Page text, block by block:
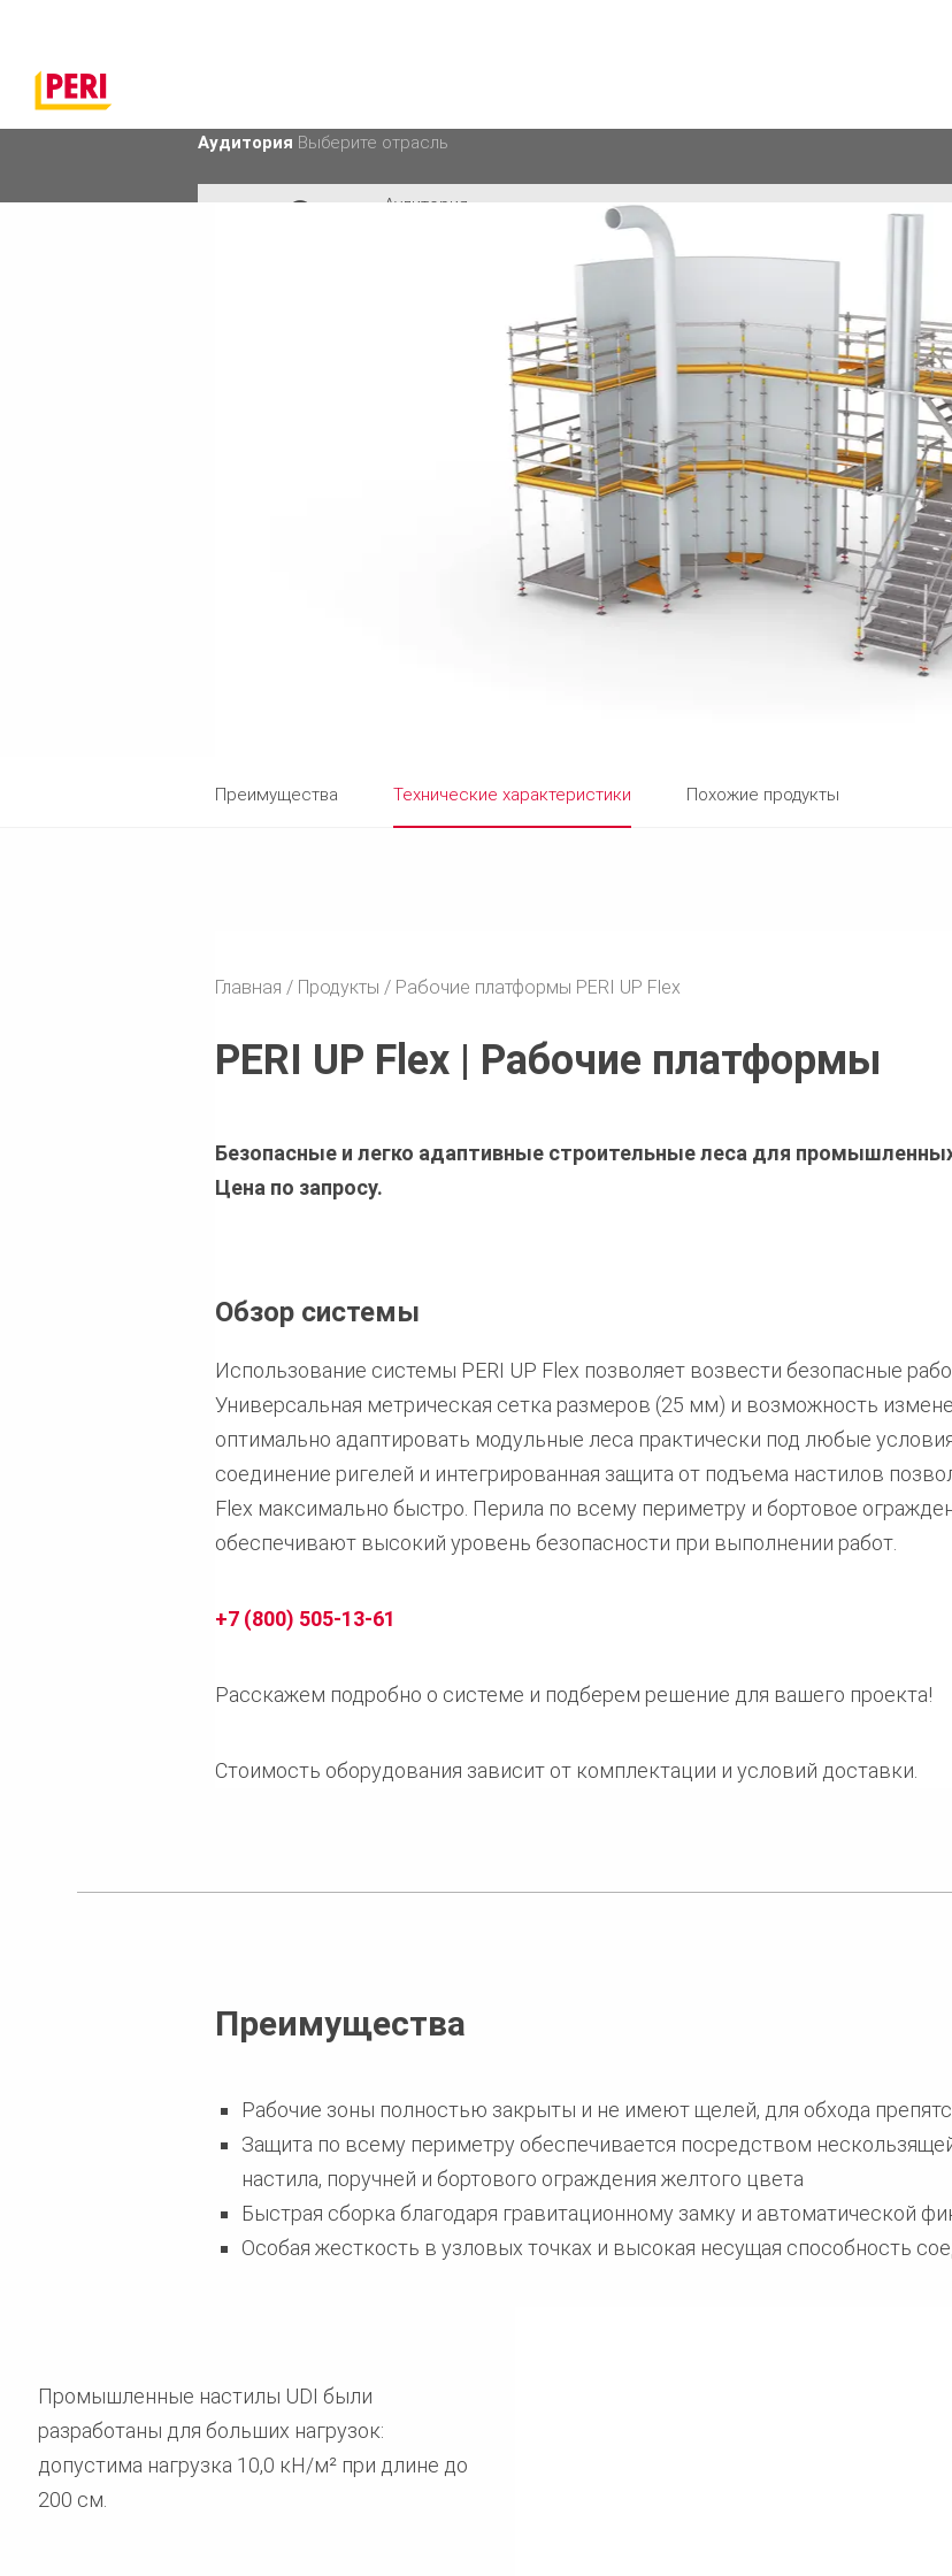
Преимущества Технические характеристики Похожие продукты
Главная Продукты Рабочие платформы PERI UP Flex
PERI UP Flex | Рабочие платформы
Безопасные и легко адаптивные строительные леса для
Цена по запросу.
Обзор системы
Использование системы PERI UP Flex позволяет возвести безопасные
Универсальная метрическая сетка размеров (25 мм) и возможность
оптимально адаптировать модульные леса практически под любые
соединение ригелей и интегрированная защита от подъема настилов
Flex максимально быстро. Перила по всему периметру и бортовое
обеспечивают высокий уровень безопасности при выполнении работ.
+7 (800) 505-13-61
Расскажем подробно о системе и подберем решение для вашего проекта!
Стоимость оборудования зависит от комплектации и условий доставки.
Преимущества
Рабочие зоны полностью закрыты и не имеют щелей, для обхода
Защита по всему периметру обеспечивается посредством
настила, поручней и бортового ограждения желтого цвета
Быстрая сборка благодаря гравитационному замку и автоматической
Особая жесткость в узловых точках и высокая несущая способность
Промышленные настилы UDI были
разработаны для больших нагрузок:
допустима нагрузка 10,0 кН/м² при длине до
200 см.
Аудитория Выберите отрасль
Аудитория